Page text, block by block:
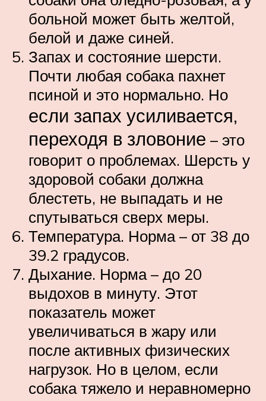
больной может быть желтой,
белой и даже синей.
Запах и состояние шерсти.
Почти любая собака пахнет
псиной и это нормально. Но
если запах усиливается,
переходя в зловоние – это
говорит о проблемах. Шерсть у
здоровой собаки должна
блестеть, не выпадать и не
спутываться сверх меры.
Температура. Норма – от 38 до
39.2 градусов.
Дыхание. Норма – до 20
выдохов в минуту. Этот
показатель может
увеличиваться в жару или
после активных физических
нагрузок. Но в целом, если
собака тяжело и неравномерно